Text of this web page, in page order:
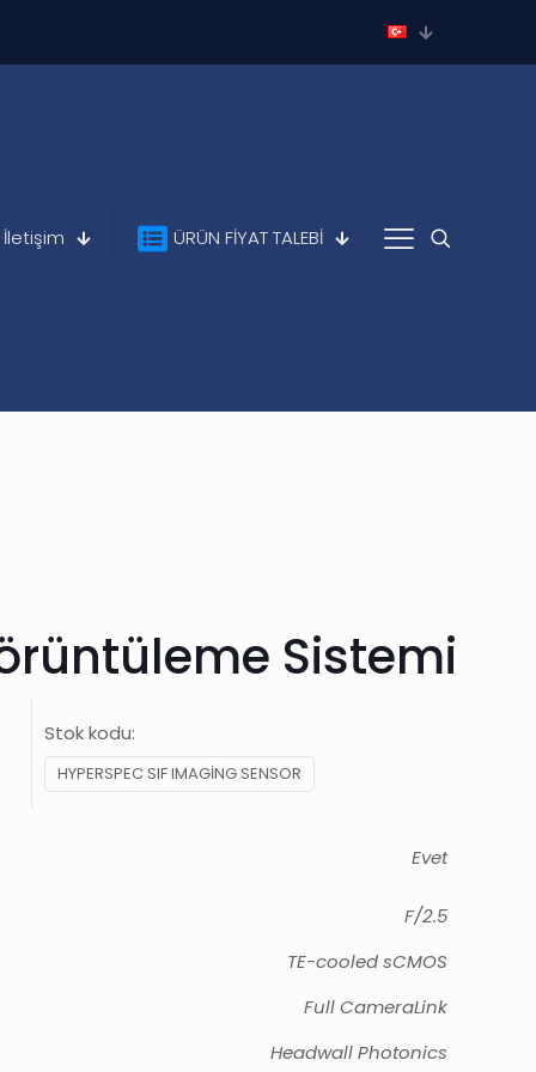
İletişim ÜRÜN FİYAT TALEBİ
Sistemi
Stok kodu:
HYPERSPEC SIF IMAGING SENSOR
Evet
F/2.5
TE-cooled sCMOS
Full CameraLink
Headwall Photonics